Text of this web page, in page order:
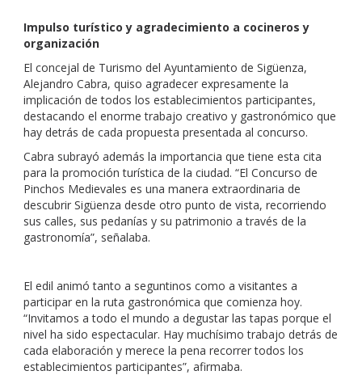
Impulso turístico y agradecimiento a cocineros y
organización
El concejal de Turismo del Ayuntamiento de Sigüenza,
Alejandro Cabra, quiso agradecer expresamente la
implicación de todos los establecimientos participantes,
destacando el enorme trabajo creativo y gastronómico que
hay detrás de cada propuesta presentada al concurso.
Cabra subrayó además la importancia que tiene esta cita
para la promoción turística de la ciudad. “El Concurso de
Pinchos Medievales es una manera extraordinaria de
descubrir Sigüenza desde otro punto de vista, recorriendo
sus calles, sus pedanías y su patrimonio a través de la
gastronomía”, señalaba.
El edil animó tanto a seguntinos como a visitantes a
participar en la ruta gastronómica que comienza hoy.
“Invitamos a todo el mundo a degustar las tapas porque el
nivel ha sido espectacular. Hay muchísimo trabajo detrás de
cada elaboración y merece la pena recorrer todos los
establecimientos participantes”, afirmaba.